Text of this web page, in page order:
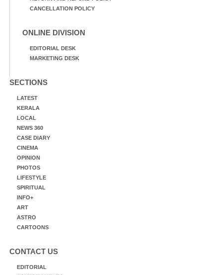
CANCELLATION POLICY
ONLINE DIVISION
EDITORIAL DESK
MARKETING DESK
SECTIONS
LATEST
KERALA
LOCAL
NEWS 360
CASE DIARY
CINEMA
OPINION
PHOTOS
LIFESTYLE
SPIRITUAL
INFO+
ART
ASTRO
CARTOONS
CONTACT US
EDITORIAL